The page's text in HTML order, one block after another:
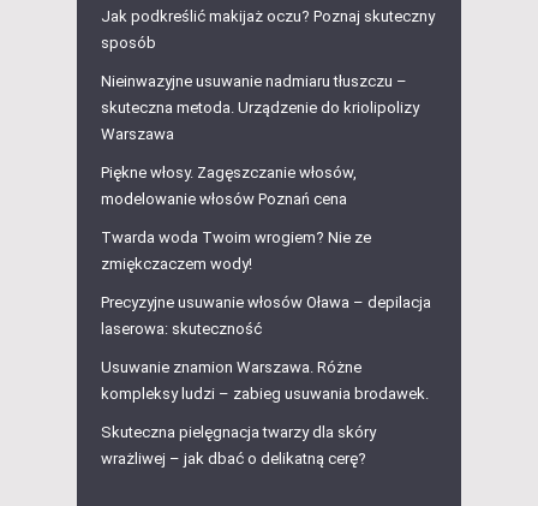
Jak podkreślić makijaż oczu? Poznaj skuteczny
sposób
Nieinwazyjne usuwanie nadmiaru tłuszczu –
skuteczna metoda. Urządzenie do kriolipolizy
Warszawa
Piękne włosy. Zagęszczanie włosów,
modelowanie włosów Poznań cena
Twarda woda Twoim wrogiem? Nie ze
zmiękczaczem wody!
Precyzyjne usuwanie włosów Oława – depilacja
laserowa: skuteczność
Usuwanie znamion Warszawa. Różne
kompleksy ludzi – zabieg usuwania brodawek.
Skuteczna pielęgnacja twarzy dla skóry
wrażliwej – jak dbać o delikatną cerę?